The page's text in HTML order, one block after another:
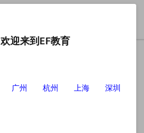
欢迎来到EF教育
广州 杭州 上海
深圳